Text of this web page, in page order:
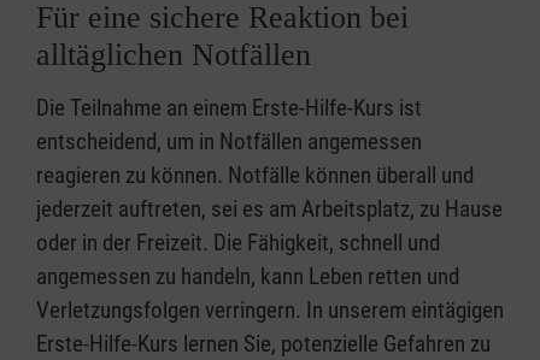
Für eine sichere Reaktion bei
alltäglichen Notfällen
Die Teilnahme an einem Erste-Hilfe-Kurs ist
entscheidend, um in Notfällen angemessen
reagieren zu können. Notfälle können überall und
jederzeit auftreten, sei es am Arbeitsplatz, zu Hause
oder in der Freizeit. Die Fähigkeit, schnell und
angemessen zu handeln, kann Leben retten und
Verletzungsfolgen verringern. In unserem eintägigen
Erste-Hilfe-Kurs lernen Sie, potenzielle Gefahren zu